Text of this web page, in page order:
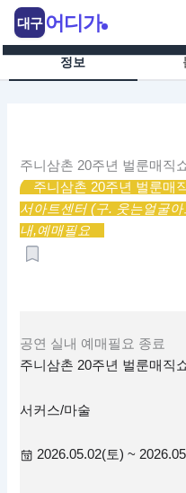
츠
정보
주니삼촌 20주년 벌룬매직
주니삼촌 20주년 벌룬매
서아트센터 (구. 웃는얼굴
내,예매필요
공연 실내 예매필요 종료
주니삼촌 20주년 벌룬매직
서커스/마술
2026.05.02(토) ~
대구 어디가